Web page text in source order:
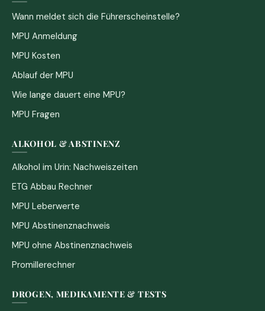
Wann meldet sich die Führerscheinstelle?
MPU Anmeldung
MPU Kosten
Ablauf der MPU
Wie lange dauert eine MPU?
MPU Fragen
ALKOHOL & ABSTINENZ
Alkohol im Urin: Nachweiszeiten
ETG Abbau Rechner
MPU Leberwerte
MPU Abstinenznachweis
MPU ohne Abstinenznachweis
Promillerechner
DROGEN, MEDIKAMENTE & TESTS